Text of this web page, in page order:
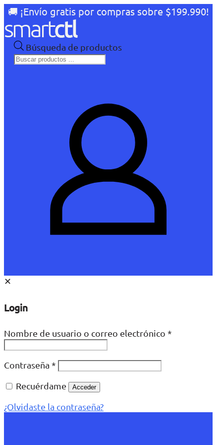
🚚 ¡Envío gratis por compras sobre $199.990!
Búsqueda de productos
✕
Login
Nombre de usuario o correo electrónico *
Contraseña *
Recuérdame
Acceder
¿Olvidaste la contraseña?